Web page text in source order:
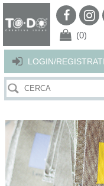
Per offrirti il miglior
Continuando la navigazione
LOGIN/REGISTRATI
(0)